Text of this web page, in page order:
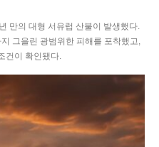
만의 대형 서유럽 산불이 발생했다.
그을린 광범위한 피해를 포착했고,
건이 확인됐다.